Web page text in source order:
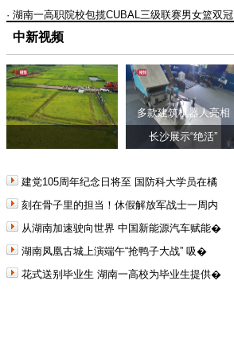
· 湖南一高职院校包揽CUBAL三级联赛男女篮双冠
中新视频
多款建筑机器人亮相
长沙展示“绝活”
建党105周年纪念日将至 国防科大学员在橘
刻在骨子里的担当！休假解放军战士一周内
从湖南加速驶向世界 中国新能源汽车赋能�
湖南凤凰古城上演端午“抢鸭子大战” 吸�
花式送别毕业生 湖南一高校为毕业生提供�